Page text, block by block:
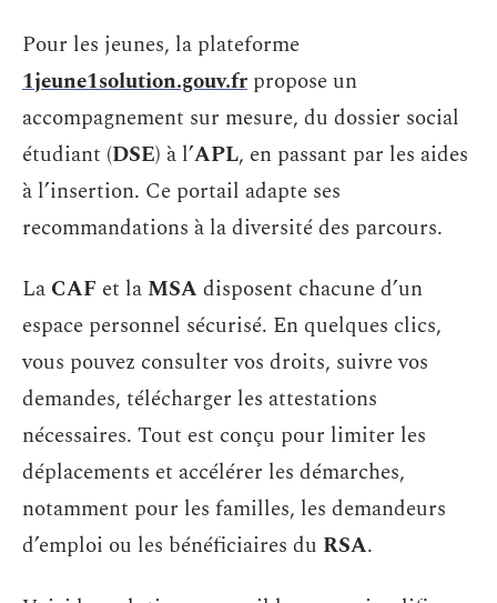
Pour les jeunes, la plateforme
1jeune1solution.gouv.fr propose un
accompagnement sur mesure, du dossier social
étudiant (DSE) à l’APL, en passant par les aides
à l’insertion. Ce portail adapte ses
recommandations à la diversité des parcours.
La CAF et la MSAdisposent chacune d’un
espace personnel sécurisé. En quelques clics,
vous pouvez consulter vos droits, suivre vos
demandes, télécharger les attestations
nécessaires. Tout est conçu pour limiter les
déplacements et accélérer les démarches,
notamment pour les familles, les demandeurs
d’emploi ou les bénéficiaires du RSA.